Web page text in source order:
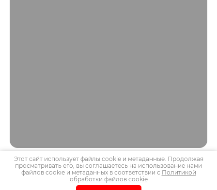
Copyright © 2015 - 2026 ИНН7604272754
Политика конфиденциальности
Этот сайт использует файлы cookie и метаданные. Продолжая
просматривать его, вы соглашаетесь на использование нами
файлов cookie и метаданных в соответствии с Политикой
обработки файлов cookie